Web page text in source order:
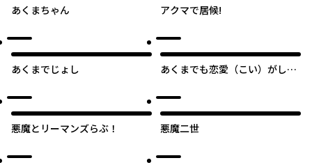
あくまちゃん アクマで居候!
あくまでじょし
あくまでも恋愛（こい）がした
悪魔とリーマンズらぶ！ 悪魔二世